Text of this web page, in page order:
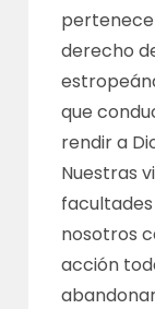
derecho
que
rendir a
Nuestras
nosotros
acción